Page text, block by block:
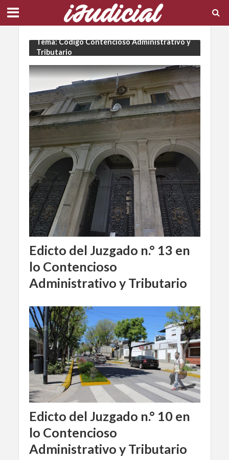
Tema: Código Contencioso Administrativo y
Tributario
Edicto del Juzgado n.° 13 en
lo Contencioso
Administrativo y Tributario
Edicto del Juzgado n.° 10 en
lo Contencioso
Administrativo y Tributario